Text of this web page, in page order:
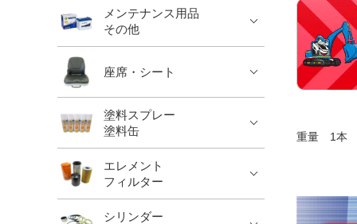
重量 1本
メンテナンス用品
その他
座席・シート
塗料スプレー
塗料缶
エレメント
フィルター
シリンダー